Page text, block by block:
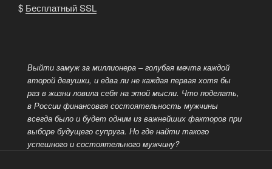
$ Бесплатный SSL
Выйти замуж за миллионера – голубая мечта каждой
второй девушки, и едва ли не каждая первая хотя бы
раз в жизни ловила себя на этой мысли. Что поделать,
в России финансовая состоятельность мужчины
всегда было и будет одним из важнейших факторов при
выборе будущего супруга. Но где найти такого
успешного и состоятельного мужчину?